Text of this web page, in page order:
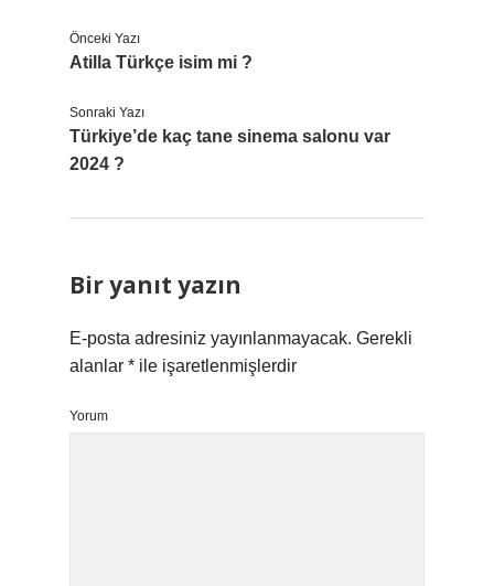
Önceki Yazı
Atilla Türkçe isim mi ?
Sonraki Yazı
Türkiye’de kaç tane sinema salonu var
2024 ?
Bir yanıt yazın
E-posta adresiniz yayınlanmayacak. Gerekli
alanlar * ile işaretlenmişlerdir
Yorum